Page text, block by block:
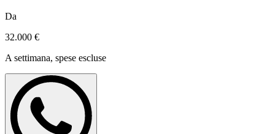
Da
32.000 €
A settimana, spese escluse